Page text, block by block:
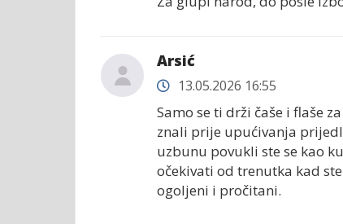
Arsić
13.05.2026 16:55
Samo se ti drži čaše i flaše
znali prije upućivanja
uzbunu povukli ste se kao
očekivati od trenutka kad
ogoljeni i pročitani.